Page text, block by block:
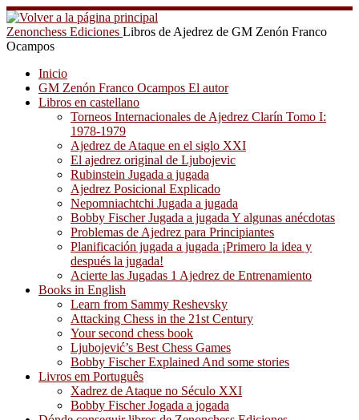
Saltar
al
contenido
Zenonchess Ediciones Libros de Ajedrez de GM Zenón Franco
Ocampos
Inicio
GM Zenón Franco Ocampos El autor
Libros en castellano
Torneos Internacionales de Ajedrez Clarín Tomo I:
1978-1979
Ajedrez de Ataque en el siglo XXI
El ajedrez original de Ljubojevic
Rubinstein Jugada a jugada
Ajedrez Posicional Explicado
Nepomniachtchi Jugada a jugada
Bobby Fischer Jugada a jugada Y algunas anécdotas
Problemas de Ajedrez para Principiantes
Planificación jugada a jugada ¡Primero la idea y
después la jugada!
Acierte las Jugadas 1 Ajedrez de Entrenamiento
Books in English
Learn from Sammy Reshevsky
Attacking Chess in the 21st Century
Your second chess book
Ljubojević’s Best Chess Games
Bobby Fischer Explained And some stories
Livros em Português
Xadrez de Ataque no Século XXI
Bobby Fischer Jogada a jogada